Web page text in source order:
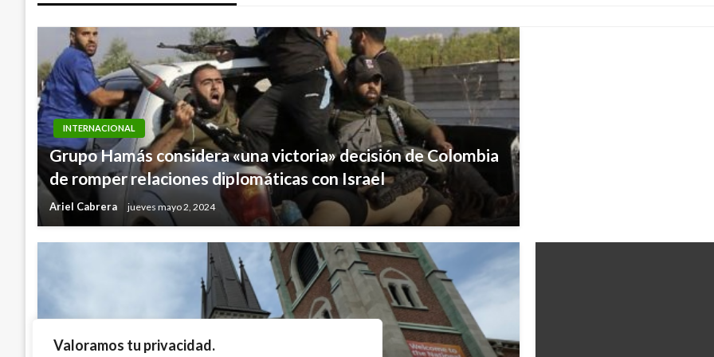
Valoramos tu privacidad.
INTERNACIONAL
Grupo Hamás considera «una victoria» decisión de Colombia
de romper relaciones diplomáticas con Israel
Ariel Cabrera jueves mayo 2, 2024
INTERNACIONAL